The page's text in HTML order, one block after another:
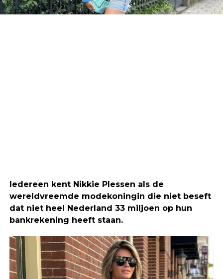
Iedereen kent Nikkie Plessen als de
wereldvreemde modekoningin die niet beseft
dat niet heel Nederland 33 miljoen op hun
bankrekening heeft staan.